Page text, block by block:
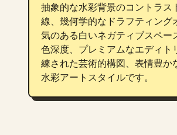
抽象的な水彩背景のコントラ
線、幾何学的なドラフティン
気のある白いネガティブスペ
色深度、プレミアムなエディ
練された芸術的構図、表情豊
水彩アートスタイルです。